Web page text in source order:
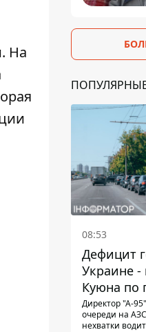
. На
08:53
Дефицит
Украине -
Куюна по
очередей
Директор "А-
очереди на
нехватки